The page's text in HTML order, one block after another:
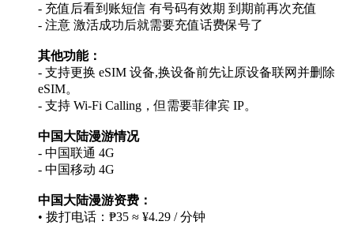
- 充值后看到账短信 有号码有效期 到期前再次充值
- 注意 激活成功后就需要充值话费保号了
其他功能：
- 支持更换 eSIM 设备,换设备前先让原设备联网并删除
eSIM。
- 支持 Wi-Fi Calling，但需要菲律宾 IP。
中国大陆漫游情况
- 中国联通 4G
- 中国移动 4G
中国大陆漫游资费：
• 拨打电话：₱35 ≈ ¥4.29 / 分钟